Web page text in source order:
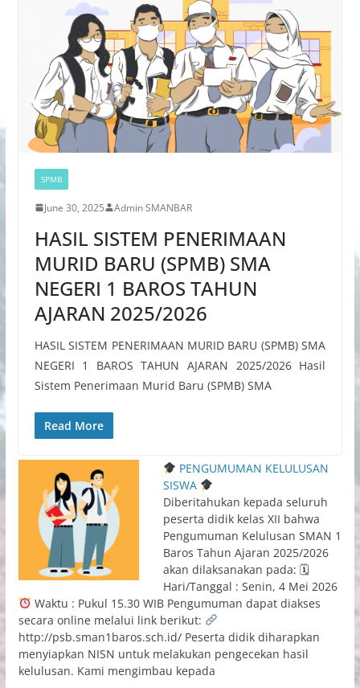
SPMB
June 30, 2025 Admin SMANBAR
HASIL SISTEM PENERIMAAN
MURID BARU (SPMB) SMA
NEGERI 1 BAROS TAHUN
AJARAN 2025/2026
HASIL SISTEM PENERIMAAN MURID BARU (SPMB) SMA
NEGERI 1 BAROS TAHUN AJARAN 2025/2026 Hasil
Sistem Penerimaan Murid Baru (SPMB) SMA
Read More
PENGUMUMAN KELULUSAN
SISWA
Diberitahukan kepada seluruh
peserta didik kelas XII bahwa
Pengumuman Kelulusan SMAN 1
Baros Tahun Ajaran 2025/2026
akan dilaksanakan pada: 🗓
Hari/Tanggal : Senin, 4 Mei 2026
Waktu : Pukul 15.30 WIB Pengumuman dapat diakses
secara online melalui link berikut:
http://psb.sman1baros.sch.id/ Peserta didik diharapkan
menyiapkan NISN untuk melakukan pengecekan hasil
kelulusan. Kami mengimbau kepada